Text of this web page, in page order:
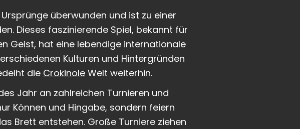
überwunden und ist zu einer
Dieses faszinierende Spiel, bekannt für
Geist, hat eine lebendige internationale
Kulturen und Hintergründen
die Crokinole Welt weiterhin.
Jahr an zahlreichen Turnieren und
Können und Hingabe, sondern feiern
Brett entstehen. Große Turniere ziehen